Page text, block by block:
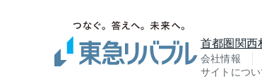
首都圏関西
会社情報
サイトにつ